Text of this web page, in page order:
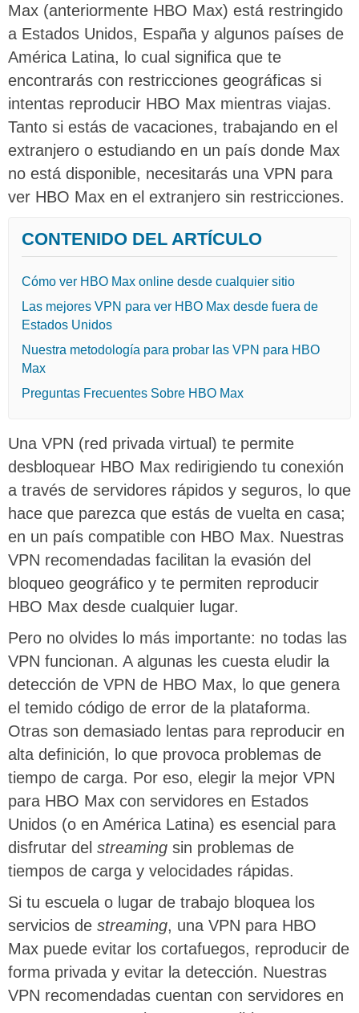
Max (anteriormente HBO Max) está restringido
a Estados Unidos, España y algunos países de
América Latina, lo cual significa que te
encontrarás con restricciones geográficas si
intentas reproducir HBO Max mientras viajas.
Tanto si estás de vacaciones, trabajando en el
extranjero o estudiando en un país donde Max
no está disponible, necesitarás una VPN para
ver HBO Max en el extranjero sin restricciones.
CONTENIDO DEL ARTÍCULO
Cómo ver HBO Max online desde cualquier sitio
Las mejores VPN para ver HBO Max desde fuera de
Estados Unidos
Nuestra metodología para probar las VPN para HBO
Max
Preguntas Frecuentes Sobre HBO Max
Una VPN (red privada virtual) te permite
desbloquear HBO Max redirigiendo tu conexión
a través de servidores rápidos y seguros, lo que
hace que parezca que estás de vuelta en casa;
en un país compatible con HBO Max. Nuestras
VPN recomendadas facilitan la evasión del
bloqueo geográfico y te permiten reproducir
HBO Max desde cualquier lugar.
Pero no olvides lo más importante: no todas las
VPN funcionan. A algunas les cuesta eludir la
detección de VPN de HBO Max, lo que genera
el temido código de error de la plataforma.
Otras son demasiado lentas para reproducir en
alta definición, lo que provoca problemas de
tiempo de carga. Por eso, elegir la mejor VPN
para HBO Max con servidores en Estados
Unidos (o en América Latina) es esencial para
disfrutar del streaming sin problemas de
tiempos de carga y velocidades rápidas.
Si tu escuela o lugar de trabajo bloquea los
servicios de streaming, una VPN para HBO
Max puede evitar los cortafuegos, reproducir de
forma privada y evitar la detección. Nuestras
VPN recomendadas cuentan con servidores en